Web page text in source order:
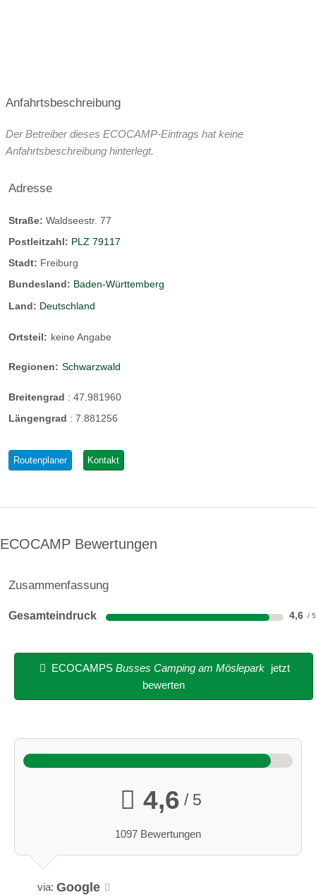
Anfahrtsbeschreibung
Der Betreiber dieses ECOCAMP-Eintrags hat keine
Anfahrtsbeschreibung hinterlegt.
Adresse
Straße: Waldseestr. 77
Postleitzahl: PLZ 79117
Stadt: Freiburg
Bundesland: Baden-Württemberg
Land: Deutschland
Ortsteil: keine Angabe
Regionen: Schwarzwald
Breitengrad : 47.981960
Längengrad : 7.881256
Routenplaner Kontakt
ECOCAMP Bewertungen
Zusammenfassung
Gesamteindruck 4,6
ECOCAMPSBusses Camping am Möslepark jetzt
bewerten
4,6 / 5
1097 Bewertungen
via: Google